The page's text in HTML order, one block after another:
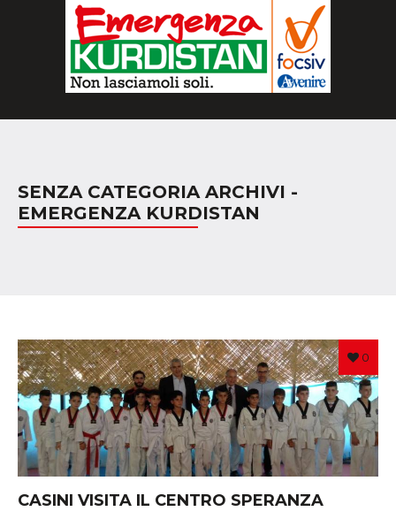
SENZA CATEGORIA ARCHIVI -
EMERGENZA KURDISTAN
0
CASINI VISITA IL CENTRO SPERANZA